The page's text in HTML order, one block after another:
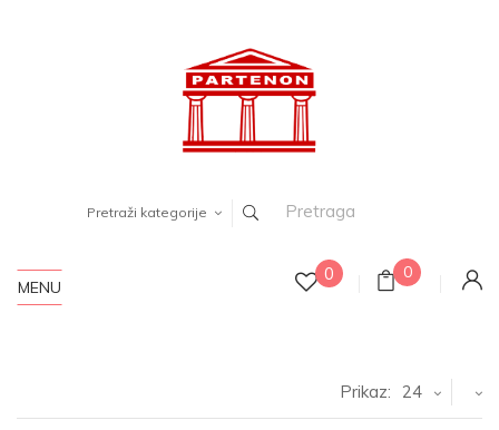
Pretraži kategorije
0 0
MENU
Prikaz: 24